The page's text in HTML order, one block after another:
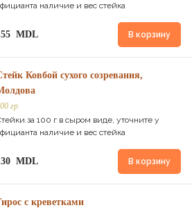
наличие и вес стейка
MDL В корзину
Ковбой сухого созревания,
гр
за 100 г в сыром виде, уточните у
наличие и вес стейка
MDL В корзину
с креветками